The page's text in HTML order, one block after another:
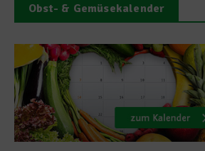
Obst- & Gemüsekalender